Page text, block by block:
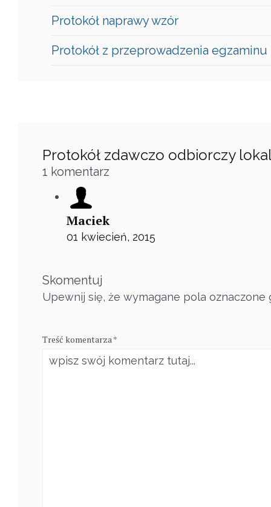
Protokół naprawy wzór
Protokół z przeprowadzenia egzaminu
Protokół zdawczo odbiorczy
1 komentarz
Maciek
01 kwiecień, 2015
Skomentuj
Upewnij się, że wymagane pola oznaczone
Treść komentarza *